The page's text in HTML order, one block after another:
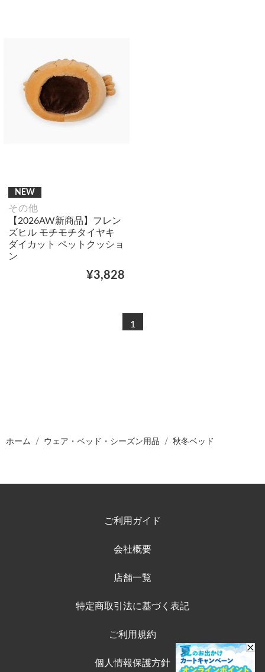
NEW
その他
【2026AW新商品】フレン
ズヒル モチモチタイヤキ
ダイカット ペットクッショ
ン
¥3,828
1
ホーム ウェア・ベッド・シーズン用品 秋冬ベッド
ご利用ガイド
会社概要
店舗一覧
特定商取引法に基づく表記
ご利用規約
個人情報保護方針